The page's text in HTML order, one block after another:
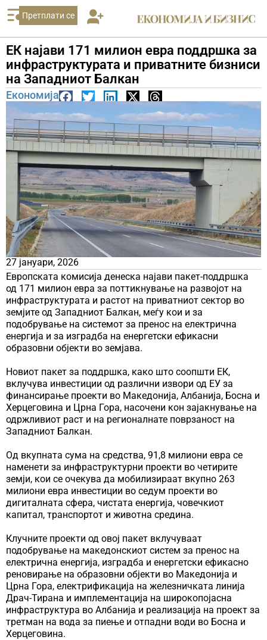
Претплати се
ЕК најави 171 милион евра поддршка за
инфраструктурата и приватните бизниси
на Западниот Балкан
Економија
27 јануари, 2026
Европската комисија денеска најави пакет-поддршка
од 171 милион евра за поттикнување на развојот на
инфраструктурата и растот на приватниот сектор во
земјите од Западниот Балкан, меѓу кои и за
подобрување на системот за пренос на електрична
енергија и за изградба на енергетски ефикасни
образовни објекти во земјава.
Новиот пакет за поддршка, како што соопшти ЕК,
вклучува инвестиции од различни извори од ЕУ за
финансирање проекти во Македонија, Албанија, Босна и
Херцеговина и Црна Гора, насочени кон зајакнување на
одржливиот раст и на регионалнате поврзаност на
Западниот Балкан.
Од вкупната сума на средства, 91,8 милиони евра се
наменети за инфраструктурни проекти во четирите
земји, кои се очекува да мобилизираат вкупно 263
милиони евра инвестиции во седум проекти во
дигиталната сфера, чистата енергија, човечкиот
капитал, транспортот и животна средина.
Клучните проекти од овој пакет вклучуваат
подобрување на македонскиот систем за пренос на
електрична енергија, изградба и енергетски ефикасно
реновирање на образовни објекти во Македонија и
Црна Гора, електрификација на железничката линија
Драч-Тирана и имплементација на широкопојасна
инфраструктура во Албанија и реализација на проект за
третман на вода за пиење и отпадни води во Босна и
Херцеговина.